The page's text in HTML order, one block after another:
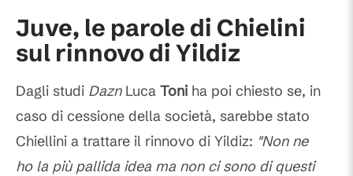
Juve, le parole di Chielini
sul rinnovo di Yildiz
Dagli studi Dazn Luca Toni ha poi chiesto se, in
caso di cessione della società, sarebbe stato
Chiellini a trattare il rinnovo di Yildiz: "Non ne
ho la più pallida idea ma non ci sono di questi